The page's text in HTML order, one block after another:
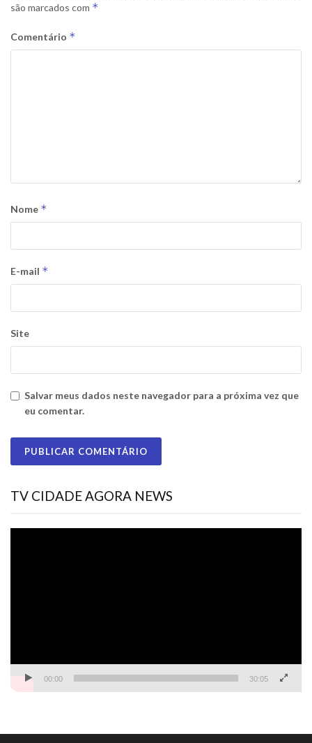
são marcados com *
Comentário *
Nome *
E-mail *
Site
Salvar meus dados neste navegador para a próxima vez que
eu comentar.
TV CIDADE AGORA NEWS
00:00 30:05